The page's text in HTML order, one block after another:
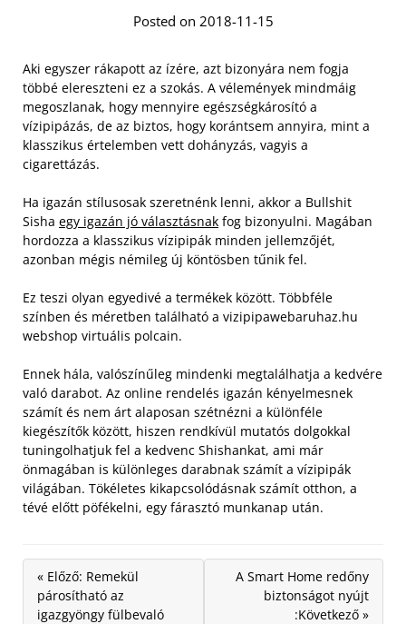
Posted on 2018-11-15
Aki egyszer rákapott az ízére, azt bizonyára nem fogja
többé elereszteni ez a szokás. A vélemények mindmáig
megoszlanak, hogy mennyire egészségkárosító a
vízipipázás, de az biztos, hogy korántsem annyira, mint a
klasszikus értelemben vett dohányzás, vagyis a
cigarettázás.
Ha igazán stílusosak szeretnénk lenni, akkor a Bullshit
Sisha egy igazán jó választásnak fog bizonyulni. Magában
hordozza a klasszikus vízipipák minden jellemzőjét,
azonban mégis némileg új köntösben tűnik fel.
Ez teszi olyan egyedivé a termékek között. Többféle
színben és méretben található a vizipipawebaruhaz.hu
webshop virtuális polcain.
Ennek hála, valószínűleg mindenki megtalálhatja a kedvére
való darabot. Az online rendelés igazán kényelmesnek
számít és nem árt alaposan szétnézni a különféle
kiegészítők között, hiszen rendkívül mutatós dolgokkal
tuningolhatjuk fel a kedvenc Shishankat, ami már
önmagában is különleges darabnak számít a vízipipák
világában. Tökéletes kikapcsolódásnak számít otthon, a
tévé előtt pöfékelni, egy fárasztó munkanap után.
« Előző: Remekül
párosítható az
igazgyöngy fülbevaló
A Smart Home redőny
biztonságot nyújt
:Következő »